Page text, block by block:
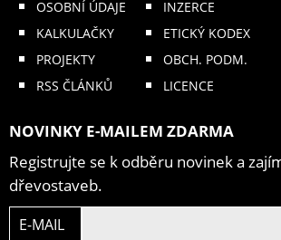
OSOBNÍ ÚDAJE
KALKULAČKY
PROJEKTY
RSS ČLÁNKŮ
INZERCE
ETICKÝ KODEX
OBCH. PODM.
LICENCE
NOVINKY E-MAILEM ZDARMA
Registrujte se k odběru novinek a
dřevostaveb.
E-MAIL